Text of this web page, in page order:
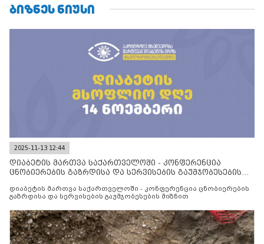
ᲑᲘᲖᲜᲔᲡ ᲜᲘᲣᲡᲘ
2025-11-13 12:44
დიაბეტის მართვა საქართველოში - კონფერენცია
ცნობიერების გაზრდისა და სერვისების გაუმჯობესების
დიაბეტის მართვა საქართველოში - კონფერენცია ცნობიერების
გაზრდისა და სერვისების გაუმჯობესების მიზნით